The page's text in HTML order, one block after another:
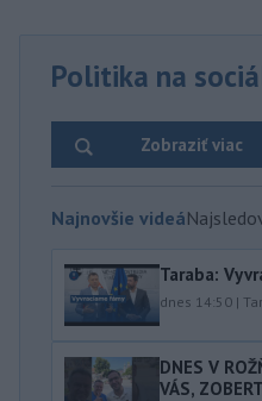
Politika na
Zobraziť viac
Najnovšie videá
Taraba:
dnes 14:50 |
DNES V
VÁS,